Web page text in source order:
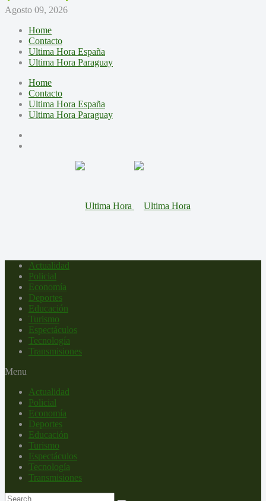
Agosto 09, 2026
Home
Contacto
Ultima Hora España
Ultima Hora Paraguay
Home
Contacto
Ultima Hora España
Ultima Hora Paraguay
Actualidad
Policial
Economía
Deportes
Educación
Turismo
Espectáculos
Tecnología
Transmisiones
Menu
Actualidad
Policial
Economía
Deportes
Educación
Turismo
Espectáculos
Tecnología
Transmisiones